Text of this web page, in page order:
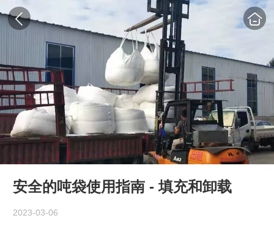
安全的吨袋使用指南 - 填充和卸载
2023-03-06